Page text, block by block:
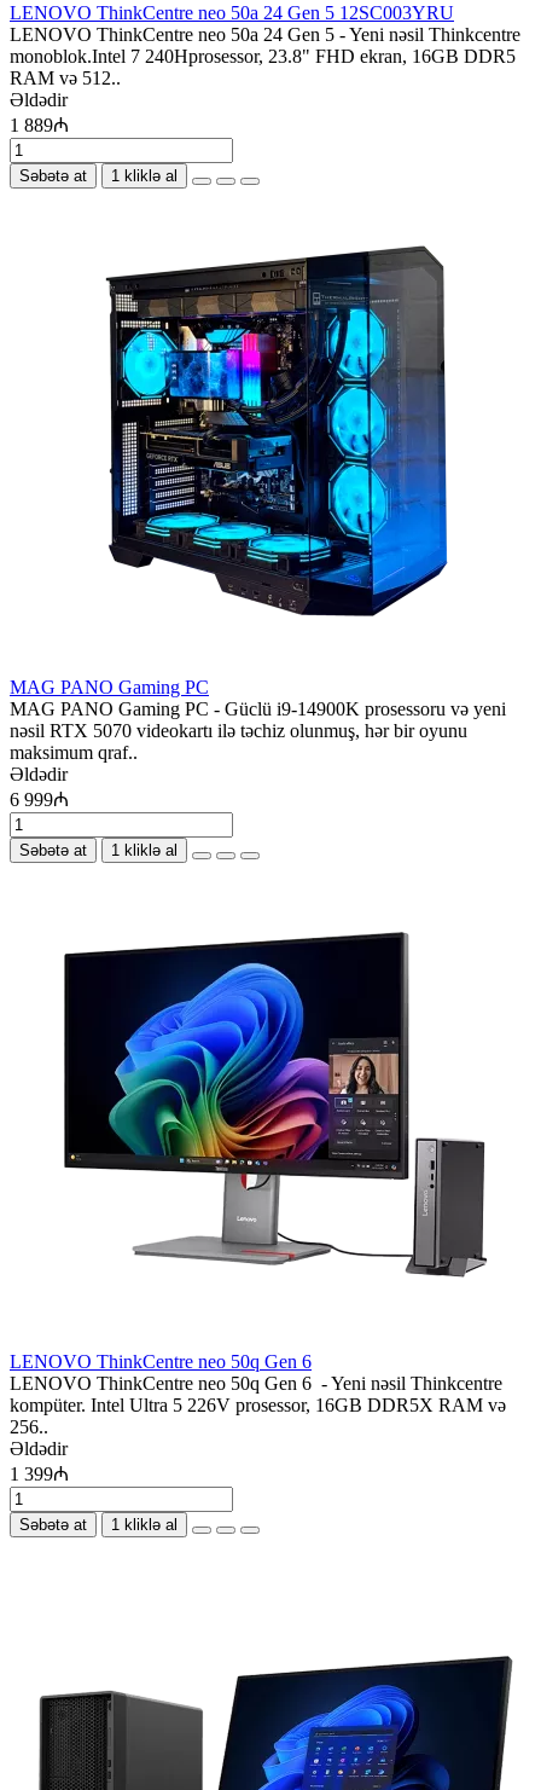
LENOVO ThinkCentre neo 50a 24 Gen 5 12SC003YRU
LENOVO ThinkCentre neo 50a 24 Gen 5 - Yeni nəsil Thinkcentre
monoblok.Intel 7 240Hprosessor, 23.8" FHD ekran, 16GB DDR5
RAM və 512..
Əldədir
1 889₼
Səbətə at 1 kliklə al
MAG PANO Gaming PC
MAG PANO Gaming PC - ​Güclü i9-14900K prosessoru və yeni
nəsil RTX 5070 videokartı ilə təchiz olunmuş, hər bir oyunu
maksimum qraf..
Əldədir
6 999₼
Səbətə at 1 kliklə al
LENOVO ThinkCentre neo 50q Gen 6
LENOVO ThinkCentre neo 50q Gen 6 - Yeni nəsil Thinkcentre
kompüter. Intel Ultra 5 226V prosessor, 16GB DDR5X RAM və
256..
Əldədir
1 399₼
Səbətə at 1 kliklə al